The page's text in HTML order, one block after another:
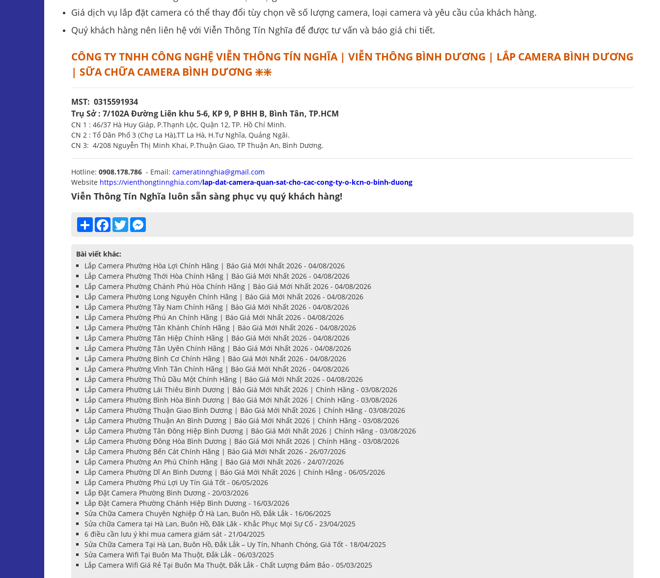
Giá dịch vụ lắp đặt camera có thể thay đổi tùy chọn về số lượng camera, loại camera và yêu cầu của khách hàng.
Quý khách hàng nên liên hệ với Viễn Thông Tín Nghĩa để được tư vấn và báo giá chi tiết.
CÔNG TY TNHH CÔNG NGHỆ VIỄN THÔNG TÍN NGHĨA | VIỄN THÔNG BÌNH DƯƠNG | LẮP CAMERA BÌNH DƯƠNG
| SỮA CHỮA CAMERA BÌNH DƯƠNG ❇️❇️
MST: 0315591934
Trụ Sở : 7/102A Đường Liên khu 5-6, KP 9, P BHH B, Bình Tân, TP.HCM
CN 1 : 46/37 Hà Huy Giáp, P.Thạnh Lộc, Quận 12, TP. Hồ Chí Minh.
CN 2 : Tổ Dân Phố 3 (Chợ La Hà),TT La Hà, H.Tư Nghĩa, Quảng Ngãi.
CN 3: 4/208 Nguyễn Thị Minh Khai, P.Thuận Giao, TP Thuận An, Bình Dương.
Hotline: 0908.178.786- Email: cameratinnghia@gmail.com
Website https://vienthongtinnghia.com/lap-dat-camera-quan-sat-cho-cac-cong-ty-o-kcn-o-binh-duong
Viễn Thông Tín Nghĩa luôn sẵn sàng phục vụ quý khách hàng!
ShareFacebook
TwitterMessenger
Bài viết khác:
Lắp Camera Phường Hòa Lợi Chính Hãng | Báo Giá Mới Nhất 2026 - 04/08/2026
Lắp Camera Phường Thới Hòa Chính Hãng | Báo Giá Mới Nhất 2026 - 04/08/2026
Lắp Camera Phường Chánh Phú Hòa Chính Hãng | Báo Giá Mới Nhất 2026 - 04/08/2026
Lắp Camera Phường Long Nguyên Chính Hãng | Báo Giá Mới Nhất 2026 - 04/08/2026
Lắp Camera Phường Tây Nam Chính Hãng | Báo Giá Mới Nhất 2026 - 04/08/2026
Lắp Camera Phường Phú An Chính Hãng | Báo Giá Mới Nhất 2026 - 04/08/2026
Lắp Camera Phường Tân Khánh Chính Hãng | Báo Giá Mới Nhất 2026 - 04/08/2026
Lắp Camera Phường Tân Hiệp Chính Hãng | Báo Giá Mới Nhất 2026 - 04/08/2026
Lắp Camera Phường Tân Uyên Chính Hãng | Báo Giá Mới Nhất 2026 - 04/08/2026
Lắp Camera Phường Bình Cơ Chính Hãng | Báo Giá Mới Nhất 2026 - 04/08/2026
Lắp Camera Phường Vĩnh Tân Chính Hãng | Báo Giá Mới Nhất 2026 - 04/08/2026
Lắp Camera Phường Thủ Dầu Một Chính Hãng | Báo Giá Mới Nhất 2026 - 04/08/2026
Lắp Camera Phường Lái Thiêu Bình Dương | Báo Giá Mới Nhất 2026 | Chính Hãng - 03/08/2026
Lắp Camera Phường Bình Hòa Bình Dương | Báo Giá Mới Nhất 2026 | Chính Hãng - 03/08/2026
Lắp Camera Phường Thuận Giao Bình Dương | Báo Giá Mới Nhất 2026 | Chính Hãng - 03/08/2026
Lắp Camera Phường Thuận An Bình Dương | Báo Giá Mới Nhất 2026 | Chính Hãng - 03/08/2026
Lắp Camera Phường Tân Đông Hiệp Bình Dương | Báo Giá Mới Nhất 2026 | Chính Hãng - 03/08/2026
Lắp Camera Phường Đông Hòa Bình Dương | Báo Giá Mới Nhất 2026 | Chính Hãng - 03/08/2026
Lắp Camera Phường Bến Cát Chính Hãng | Báo Giá Mới Nhất 2026 - 26/07/2026
Lắp Camera Phường An Phú Chính Hãng | Báo Giá Mới Nhất 2026 - 24/07/2026
Lắp Camera Phường Dĩ An Bình Dương | Báo Giá Mới Nhất 2026 | Chính Hãng - 06/05/2026
Lắp Camera Phường Phú Lợi Uy Tín Giá Tốt - 06/05/2026
Lắp Đặt Camera Phường Bình Dương - 20/03/2026
Lắp Đặt Camera Phường Chánh Hiệp Bình Dương - 16/03/2026
Sửa Chữa Camera Chuyên Nghiệp Ở Hà Lan, Buôn Hồ, Đắk Lắk - 16/06/2025
Sửa chữa Camera tại Hà Lan, Buôn Hồ, Đăk Lăk - Khắc Phục Mọi Sự Cố - 23/04/2025
6 điều cần lưu ý khi mua camera giám sát - 21/04/2025
Sửa Chữa Camera Tại Hà Lan, Buôn Hồ, Đắk Lắk – Uy Tín, Nhanh Chóng, Giá Tốt - 18/04/2025
Sửa Camera Wifi Tại Buôn Ma Thuột, Đắk Lắk - 06/03/2025
Lắp Camera Wifi Giá Rẻ Tại Buôn Ma Thuột, Đắk Lắk - Chất Lượng Đảm Bảo - 05/03/2025